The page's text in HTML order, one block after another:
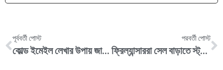
পূর্ববর্তী পোস্ট
কোল্ড ইমেইল লেখার উপায় জানুন যা বিজনেসে সেল বাড়াবেই !
পরবর্তী পোস্ট
ফ্রিল্যান্সাররা সেল বাড়াতে স্ট্রাগল করেন কেন?